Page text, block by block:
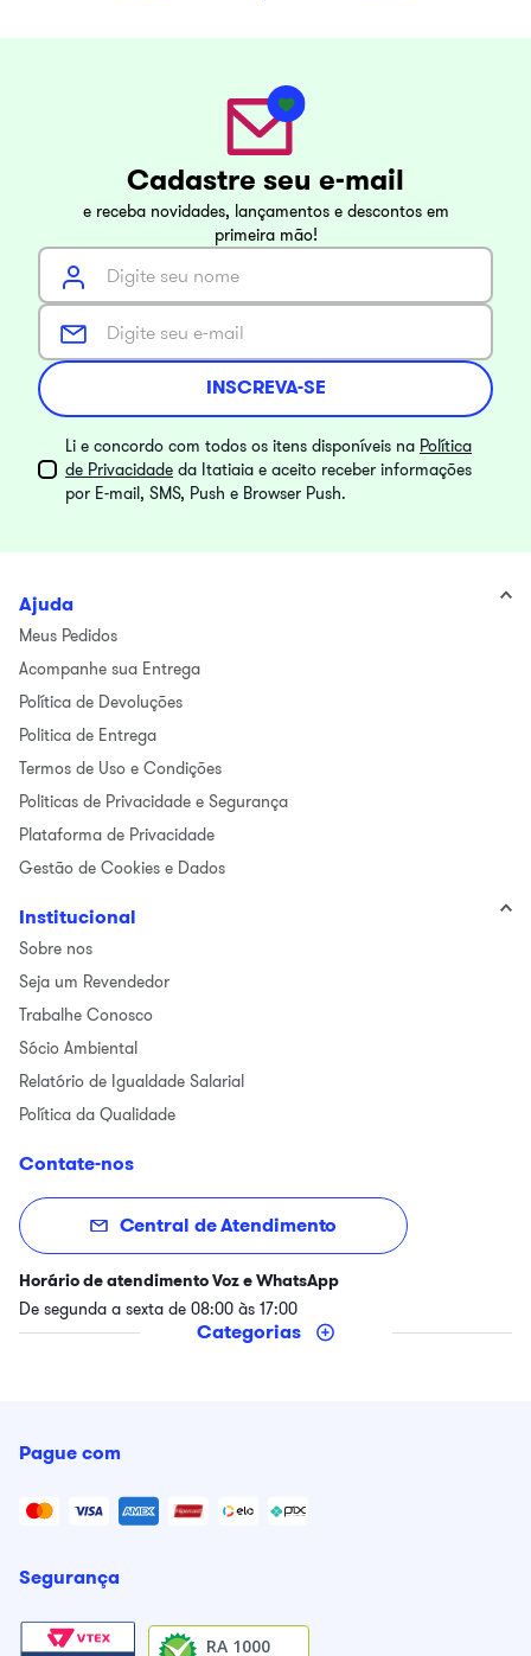
Cadastre seu e-mail
e receba novidades, lançamentos e descontos em
primeira mão!
INSCREVA-SE
Li e concordo com todos os itens disponíveis na Política
de Privacidade da Itatiaia e aceito receber informações
por E-mail, SMS, Push e Browser Push.
Ajuda
Meus Pedidos
Acompanhe sua Entrega
Política de Devoluções
Politica de Entrega
Termos de Uso e Condições
Politicas de Privacidade e Segurança
Plataforma de Privacidade
Gestão de Cookies e Dados
Institucional
Sobre nos
Seja um Revendedor
Trabalhe Conosco
Sócio Ambiental
Relatório de Igualdade Salarial
Política da Qualidade
Contate-nos
Central de Atendimento
Horário de atendimento Voz e WhatsApp
De segunda a sexta de 08:00 às 17:00
Categorias
Pague com
Segurança
RA 1000